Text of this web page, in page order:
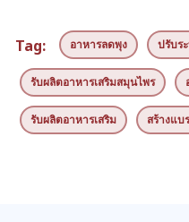
Tag: อาหารลดพุง ปรับร
รับผลิตอาหารเสริมสมุนไพร
รับผลิตอาหารเสริม สร้างแบ